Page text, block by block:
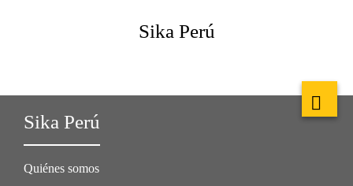
Sika Perú
Sika Perú
Quiénes somos